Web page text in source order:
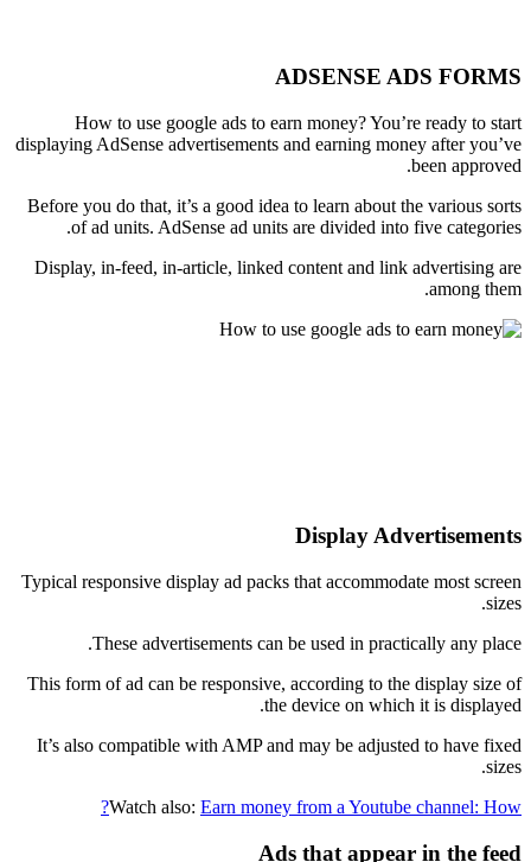
ADSENSE ADS FORMS
How to use google ads to earn money? You’re ready to start
displaying AdSense advertisements and earning money after you’ve
been approved.
Before you do that, it’s a good idea to learn about the various sorts
of ad units. AdSense ad units are divided into five categories.
Display, in-feed, in-article, linked content and link advertising are
among them.
Display Advertisements
Typical responsive display ad packs that accommodate most screen
sizes.
These advertisements can be used in practically any place.
This form of ad can be responsive, according to the display size of
the device on which it is displayed.
It’s also compatible with AMP and may be adjusted to have fixed
sizes.
Watch also: Earn money from a Youtube channel: How?
Ads that appear in the feed